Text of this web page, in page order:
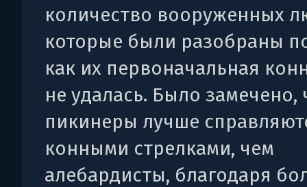
количество вооруженных
которые были разобраны
как их первоначальная
не удалась. Было замечено,
пикинеры лучше
конными стрелками, чем
алебардисты, благодаря